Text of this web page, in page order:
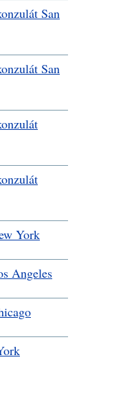
San
San
York
Angeles